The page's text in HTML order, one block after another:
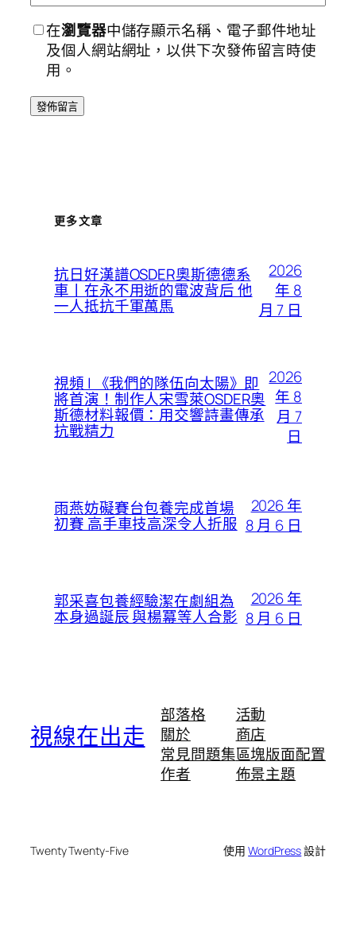
在瀏覽器中儲存顯示名稱、電子郵件地址
及個人網站網址，以供下次發佈留言時使
用。
更多文章
抗日好漢譜OSDER奧斯德德系
車丨在永不用逝的電波背后 他
一人抵抗千軍萬馬
2026
年 8
月 7 日
視頻 | 《我們的隊伍向太陽》即
將首演！制作人宋雪萊OSDER奧
斯德材料報價：用交響詩畫傳承
抗戰精力
2026
年 8
月 7
日
雨燕妨礙賽台包養完成首場
初賽 高手車技高深令人折服
2026 年
8 月 6 日
郭采喜包養經驗潔在劇組為
本身過誕辰 與楊冪等人合影
2026 年
8 月 6 日
視線在出走
部落格
關於
常見問題集
作者
活動
商店
區塊版面配置
佈景主題
Twenty Twenty-Five 使用WordPress設計